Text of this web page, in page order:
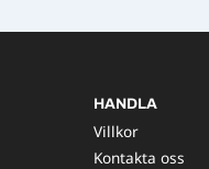
HANDLA
Villkor
Kontakta oss